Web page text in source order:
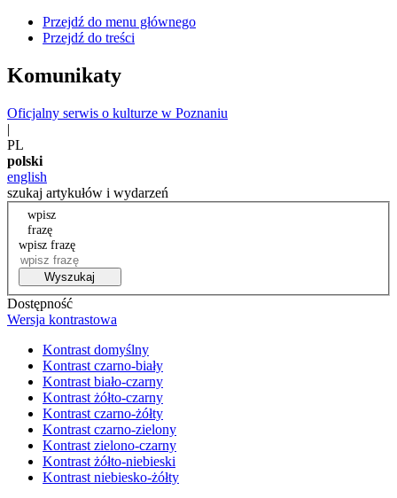
Przejdź do menu głównego
Przejdź do treści
Komunikaty
Oficjalny serwis o kulturze w Poznaniu
|
PL
polski
english
szukaj artykułów i wydarzeń
wpisz
frazę
wpisz frazę
Wyszukaj
Dostępność
Wersja kontrastowa
Kontrast domyślny
Kontrast czarno-biały
Kontrast biało-czarny
Kontrast żółto-czarny
Kontrast czarno-żółty
Kontrast czarno-zielony
Kontrast zielono-czarny
Kontrast żółto-niebieski
Kontrast niebiesko-żółty